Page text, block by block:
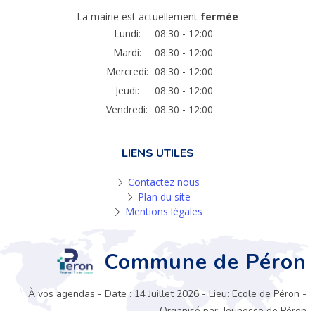
La mairie est actuellement fermée
Lundi:
08:30 - 12:00
Mardi:
08:30 - 12:00
Mercredi: 08:30 - 12:00
Jeudi:
08:30 - 12:00
Vendredi: 08:30 - 12:00
LIENS UTILES
Contactez nous
Plan du site
Mentions légales
Commune de Péron
À vos agendas - Date : 14 Juillet 2026 - Lieu: Ecole de Péron -